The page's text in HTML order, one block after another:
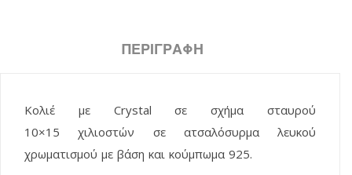
ΠΕΡΙΓΡΑΦΉ
Κολιέ με Crystal σε σχήμα σταυρού
10×1 5χιλιοστών σε ατσαλόσυρμα λευκού
χρωματισμού με βάση και κούμπωμα 925.